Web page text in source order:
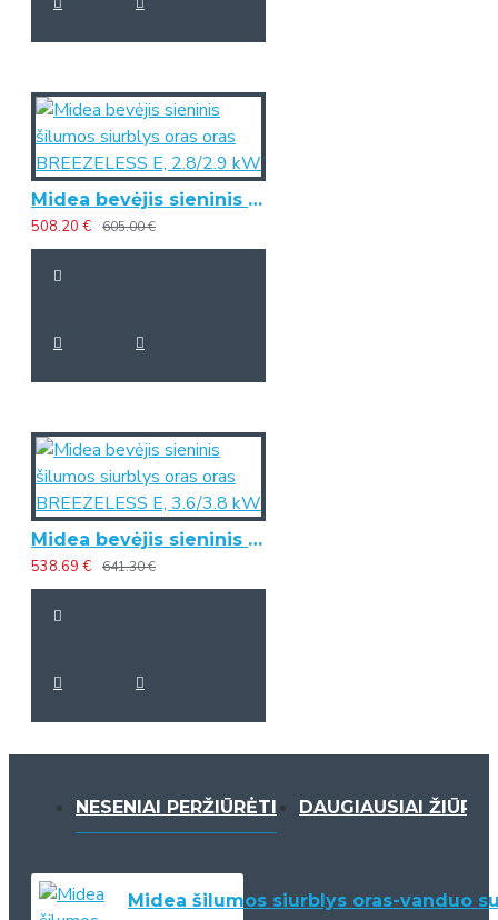
Midea bevėjis sieninis šilumos siurblys oras oras BREEZELESS E, 2.8/2.9 kW
508.20 € 605.00 €
Midea bevėjis sieninis šilumos siurblys oras oras BREEZELESS E, 3.6/3.8 kW
538.69 € 641.30 €
NESENIAI PERŽIŪRĖTI DAUGIAUSIAI
Midea šilumos siurblys oras-vanduo